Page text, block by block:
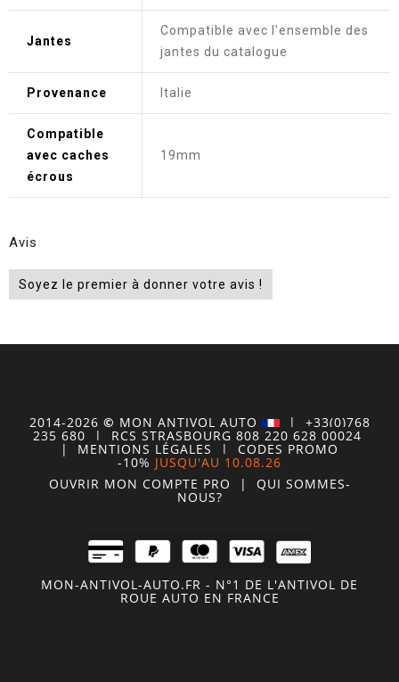
Jantes
Compatible avec l'ensemble des
jantes du catalogue
Provenance Italie
Compatible
avec caches
écrous
19mm
Avis
Soyez le premier à donner votre avis !
2014-2026 © MON ANTIVOL AUTO | +33(0)768
235 680 | RCS STRASBOURG 808 220 628 00024
| MENTIONS LÉGALES | CODES PROMO
-10% JUSQU'AU 10.08.26
OUVRIR MON COMPTE PRO | QUI SOMMES-
NOUS?
MON-ANTIVOL-AUTO.FR - N°1 DE L'ANTIVOL DE
ROUE AUTO EN FRANCE